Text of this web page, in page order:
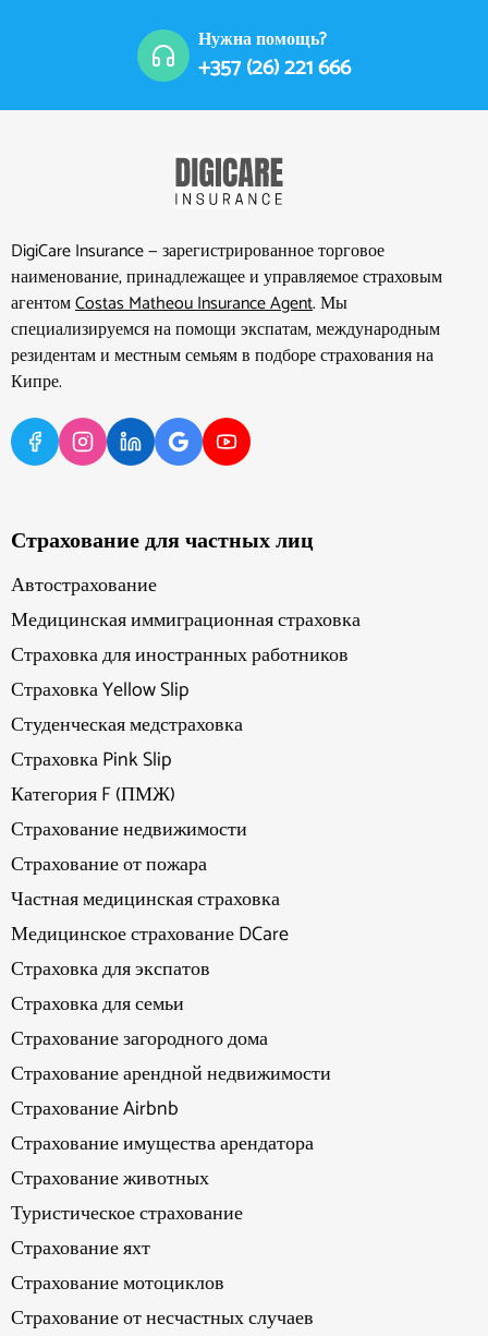
Нужна помощь?
+357 (26) 221 666
DigiCare Insurance — зарегистрированное торговое
наименование, принадлежащее и управляемое страховым
агентомCostas Matheou Insurance Agent. Мы
специализируемся на помощи экспатам, международным
резидентам и местным семьям в подборе страхования на
Кипре.
Страхование для частных лиц
Автострахование
Медицинская иммиграционная страховка
Страховка для иностранных работников
Страховка Yellow Slip
Студенческая медстраховка
Страховка Pink Slip
Категория F (ПМЖ)
Страхование недвижимости
Страхование от пожара
Частная медицинская страховка
Медицинское страхование DCare
Страховка для экспатов
Страховка для семьи
Страхование загородного дома
Страхование арендной недвижимости
Страхование Airbnb
Страхование имущества арендатора
Страхование животных
Туристическое страхование
Страхование яхт
Страхование мотоциклов
Страхование от несчастных случаев